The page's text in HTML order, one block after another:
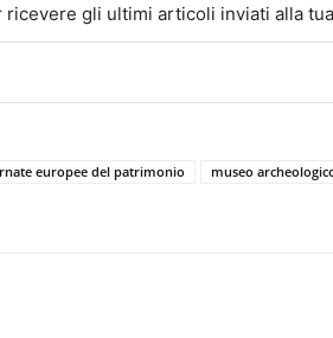
ricevere gli ultimi articoli inviati alla
europee del patrimonio museo